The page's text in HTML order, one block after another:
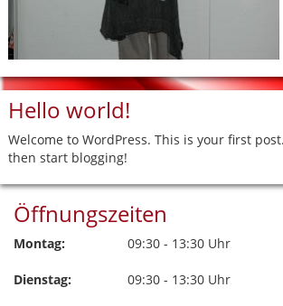
Hello world!
Welcome to WordPress. This is your first
then start blogging!
Öffnungszeiten
Montag: 09:30 - 13:30 Uhr
Dienstag: 09:30 - 13:30 Uhr